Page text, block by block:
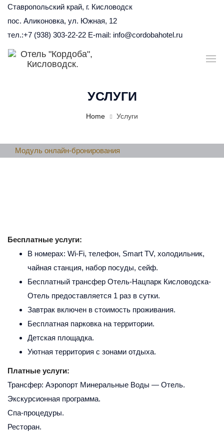
Ставропольский край, г. Кисловодск
пос. Аликоновка, ул. Южная, 12
тел.:+7 (938) 303-22-22 E-mail: info@cordobahotel.ru
УСЛУГИ
Home Услуги
Модуль онлайн-бронирования
Бесплатные услуги:
В номерах: Wi-Fi, телефон, Smart TV, холодильник,
чайная станция, набор посуды, сейф.
Бесплатный трансфер Отель-Нацпарк Кисловодска-
Отель предоставляется 1 раз в сутки.
Завтрак включен в стоимость проживания.
Бесплатная парковка на территории.
Детская площадка.
Уютная территория с зонами отдыха.
Платные услуги:
Трансфер: Аэропорт Минеральные Воды — Отель.
Экскурсионная программа.
Спа-процедуры.
Ресторан.